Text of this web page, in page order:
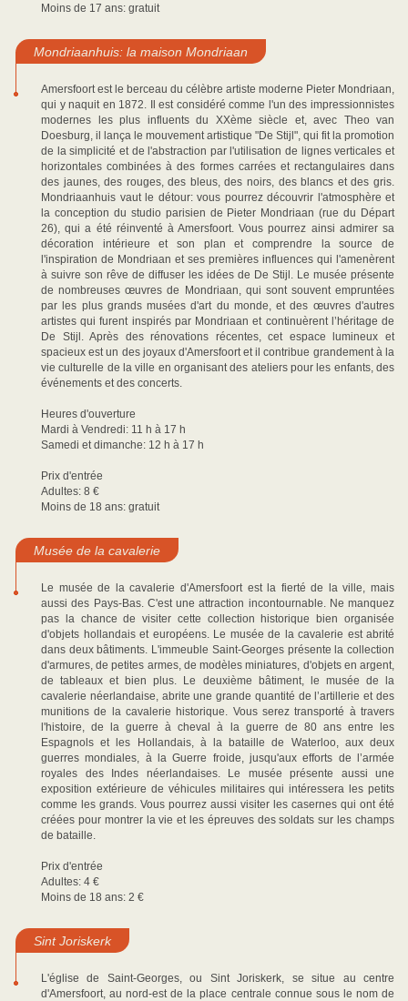
Moins de 17 ans: gratuit
Mondriaanhuis: la maison Mondriaan
Amersfoort est le berceau du célèbre artiste moderne Pieter Mondriaan,
qui y naquit en 1872. Il est considéré comme l'un des impressionnistes
modernes les plus influents du XXème siècle et, avec Theo van
Doesburg, il lança le mouvement artistique "De Stijl", qui fit la promotion
de la simplicité et de l'abstraction par l'utilisation de lignes verticales et
horizontales combinées à des formes carrées et rectangulaires dans
des jaunes, des rouges, des bleus, des noirs, des blancs et des gris.
Mondriaanhuis vaut le détour: vous pourrez découvrir l'atmosphère et
la conception du studio parisien de Pieter Mondriaan (rue du Départ
26), qui a été réinventé à Amersfoort. Vous pourrez ainsi admirer sa
décoration intérieure et son plan et comprendre la source de
l'inspiration de Mondriaan et ses premières influences qui l'amenèrent
à suivre son rêve de diffuser les idées de De Stijl. Le musée présente
de nombreuses œuvres de Mondriaan, qui sont souvent empruntées
par les plus grands musées d'art du monde, et des œuvres d'autres
artistes qui furent inspirés par Mondriaan et continuèrent l’héritage de
De Stijl. Après des rénovations récentes, cet espace lumineux et
spacieux est un des joyaux d'Amersfoort et il contribue grandement à la
vie culturelle de la ville en organisant des ateliers pour les enfants, des
événements et des concerts.
Heures d'ouverture
Mardi à Vendredi: 11 h à 17 h
Samedi et dimanche: 12 h à 17 h
Prix d'entrée
Adultes: 8 €
Moins de 18 ans: gratuit
Musée de la cavalerie
Le musée de la cavalerie d'Amersfoort est la fierté de la ville, mais
aussi des Pays-Bas. C'est une attraction incontournable. Ne manquez
pas la chance de visiter cette collection historique bien organisée
d'objets hollandais et européens. Le musée de la cavalerie est abrité
dans deux bâtiments. L'immeuble Saint-Georges présente la collection
d'armures, de petites armes, de modèles miniatures, d'objets en argent,
de tableaux et bien plus. Le deuxième bâtiment, le musée de la
cavalerie néerlandaise, abrite une grande quantité de l’artillerie et des
munitions de la cavalerie historique. Vous serez transporté à travers
l'histoire, de la guerre à cheval à la guerre de 80 ans entre les
Espagnols et les Hollandais, à la bataille de Waterloo, aux deux
guerres mondiales, à la Guerre froide, jusqu'aux efforts de l’armée
royales des Indes néerlandaises. Le musée présente aussi une
exposition extérieure de véhicules militaires qui intéressera les petits
comme les grands. Vous pourrez aussi visiter les casernes qui ont été
créées pour montrer la vie et les épreuves des soldats sur les champs
de bataille.
Prix d'entrée
Adultes: 4 €
Moins de 18 ans: 2 €
Sint Joriskerk
L'église de Saint-Georges, ou Sint Joriskerk, se situe au centre
d'Amersfoort, au nord-est de la place centrale connue sous le nom de